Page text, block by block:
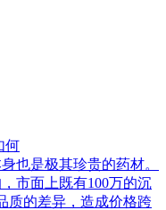
何
是极其珍贵的药材。
市面上既有100万的沉
质的差异，造成价格跨